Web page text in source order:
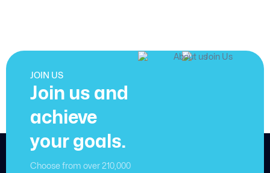
JOIN US
Join us and
achieve
your goals.
Choose from over 210,000